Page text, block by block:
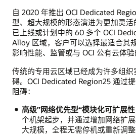
自 2020 年推出 OCI Dedicated
型、超大规模的形态演进为更加灵
已上线或计划中的 60 多个 OCI
Alloy 区域，客户可以选择最适合其
影响性能、监管或与 OCI 公有云体验
传统的专用云区域已经成为许多组
碍。OCI Dedicated Region25 通过
阻碍：
高级”网络优先型“模块化可扩展性
个机架起步，并通过增加网络扩
大规模，全程无需停机或重新调整